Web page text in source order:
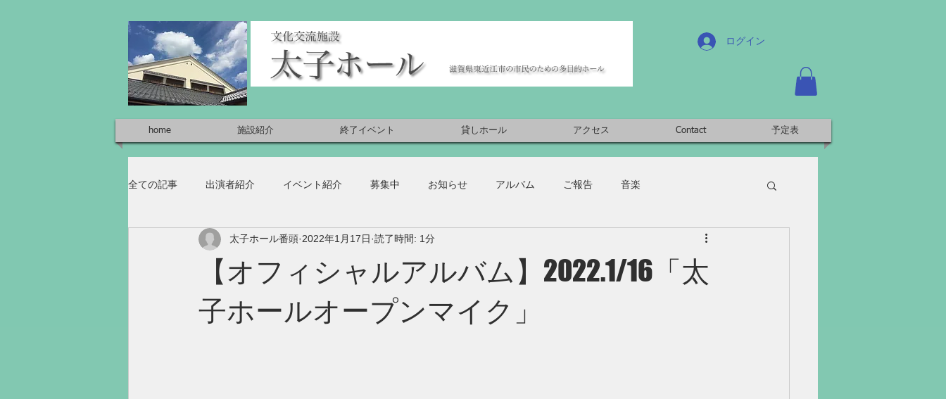
ログイン
home 施設紹介 終了イベント 貸しホール アクセス Contact 予定表
全ての記事 出演者紹介 イベント紹介 募集中 お知らせ アルバム ご報告 音楽
【オフィシャルアルバム】2022.1/16「太
子ホールオープンマイク」
太子ホール番頭 2022年1月17日 読了時間: 1分